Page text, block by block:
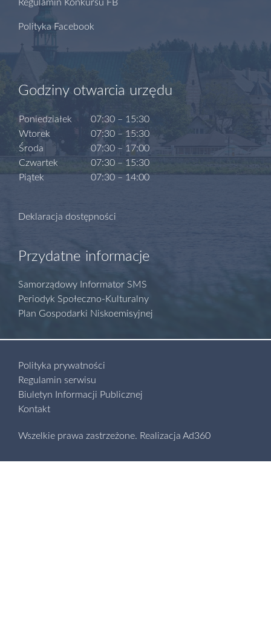
Regulamin Konkursu FB
Polityka Facebook
Godziny otwarcia urzędu
Poniedziałek
Wtorek
Środa
Czwartek
Piątek
07:30 – 15:30
07:30 – 15:30
07:30 – 17:00
07:30 – 15:30
07:30 – 14:00
Deklaracja dostępności
Przydatne informacje
Samorządowy Informator SMS
Periodyk Społeczno-Kulturalny
Plan Gospodarki Niskoemisyjnej
Polityka prywatności
Regulamin serwisu
Biuletyn Informacji Publicznej
Kontakt
Wszelkie prawa zastrzeżone. Realizacja Ad360